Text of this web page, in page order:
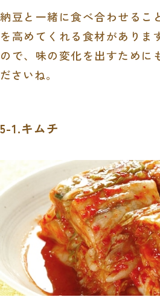
納豆と一緒に食べ合わせるこ
を高めてくれる食材がありま
ので、味の変化を出すために
ださいね。
5-1.キムチ